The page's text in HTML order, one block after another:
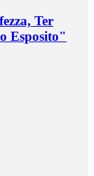
Ter
Esposito"